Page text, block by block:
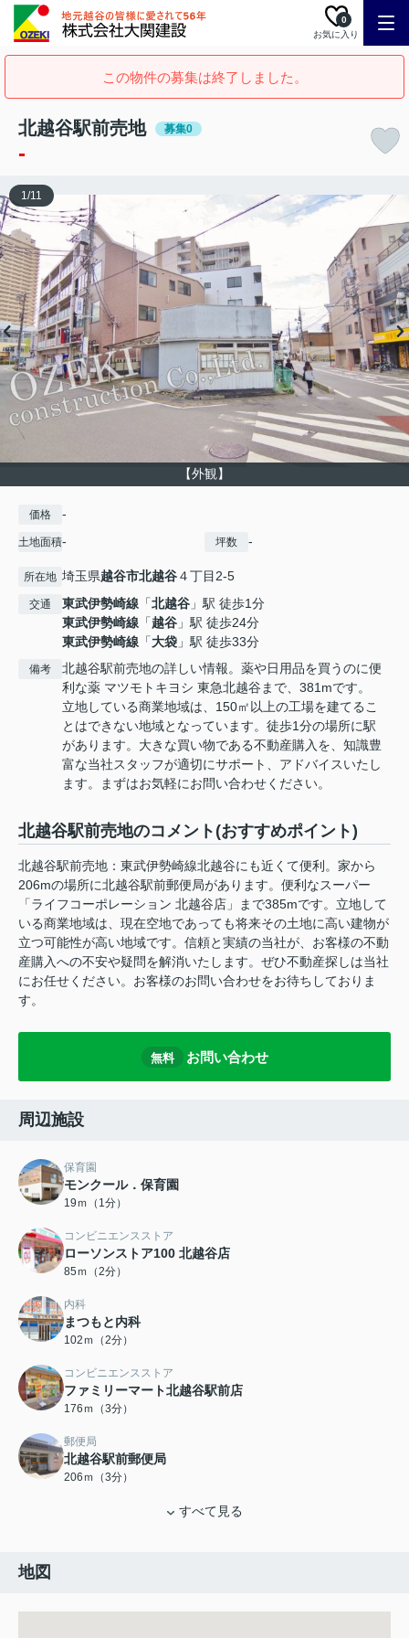
お気に入り
0
この物件の募集は終了しました。
北越谷駅前売地 募集0
-
【外観】
1/11
価格 -
土地面積- 坪数 -
所在地 埼玉県越谷市北越谷４丁目2-5
交通 東武伊勢崎線 「北越谷 」駅 徒歩1分
東武伊勢崎線 「越谷 」駅 徒歩24分
東武伊勢崎線 「大袋 」駅 徒歩33分
備考
北越谷駅前売地の詳しい情報。薬や日用品を買うのに便
利な薬 マツモトキヨシ 東急北越谷まで、381mです。
立地している商業地域は、150㎡以上の工場を建てるこ
とはできない地域となっています。徒歩1分の場所に駅
があります。大きな買い物である不動産購入を、知識豊
富な当社スタッフが適切にサポート、アドバイスいたし
ます。まずはお気軽にお問い合わせください。
北越谷駅前売地のコメント(おすすめポイント)
北越谷駅前売地：東武伊勢崎線北越谷にも近くて便利。家から
206mの場所に北越谷駅前郵便局があります。便利なスーパー
「ライフコーポレーション 北越谷店」まで385mです。立地して
いる商業地域は、現在空地であっても将来その土地に高い建物が
立つ可能性が高い地域です。信頼と実績の当社が、お客様の不動
産購入への不安や疑問を解消いたします。ぜひ不動産探しは当社
にお任せください。お客様のお問い合わせをお待ちしておりま
す。
無料 お問い合わせ
周辺施設
保育園
モンクール．保育園
19ｍ（1分）
コンビニエンスストア
ローソンストア100 北越谷店
85ｍ（2分）
内科
まつもと内科
102ｍ（2分）
コンビニエンスストア
ファミリーマート北越谷駅前店
176ｍ（3分）
郵便局
北越谷駅前郵便局
206ｍ（3分）
すべて見る
地図